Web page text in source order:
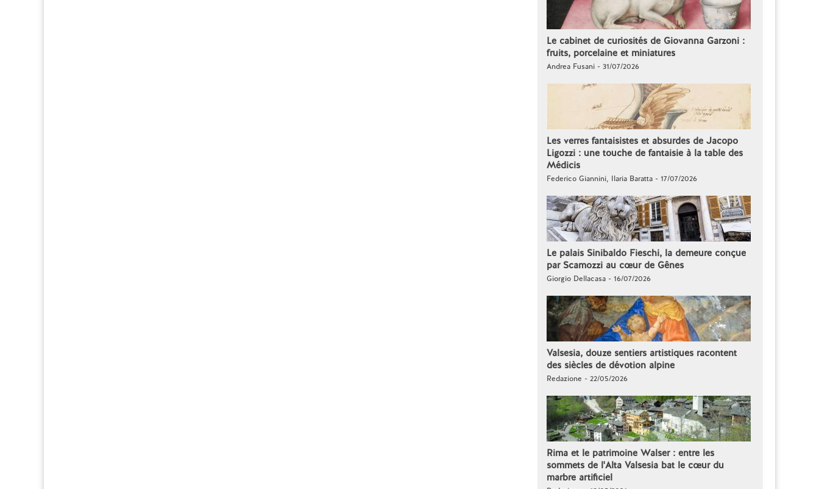
Le cabinet de curiosités de Giovanna Garzoni :
fruits, porcelaine et miniatures
Andrea Fusani - 31/07/2026
Les verres fantaisistes et absurdes de Jacopo
Ligozzi : une touche de fantaisie à la table des
Médicis
Federico Giannini, Ilaria Baratta - 17/07/2026
Le palais Sinibaldo Fieschi, la demeure conçue
par Scamozzi au cœur de Gênes
Giorgio Dellacasa - 16/07/2026
Valsesia, douze sentiers artistiques racontent
des siècles de dévotion alpine
Redazione - 22/05/2026
Rima et le patrimoine Walser : entre les
sommets de l'Alta Valsesia bat le cœur du
marbre artificiel